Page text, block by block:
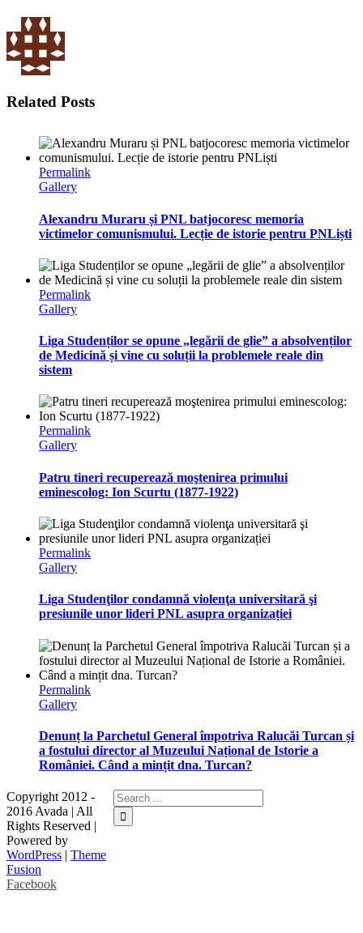
Related Posts
Permalink
Gallery
Alexandru Muraru și PNL batjocoresc memoria
victimelor comunismului. Lecție de istorie pentru PNLiști
Permalink
Gallery
Liga Studenților se opune „legării de glie” a absolvenților
de Medicină și vine cu soluții la problemele reale din
sistem
Permalink
Gallery
Patru tineri recuperează moştenirea primului
eminescolog: Ion Scurtu (1877-1922)
Permalink
Gallery
Liga Studenţilor condamnă violenţa universitară şi
presiunile unor lideri PNL asupra organizației
Permalink
Gallery
Denunț la Parchetul General împotriva Ralucăi Turcan și
a fostului director al Muzeului Național de Istorie a
României. Când a mințit dna. Turcan?
Copyright 2012 -
2016 Avada | All
Rights Reserved |
Powered by
WordPress | Theme
Fusion
Facebook